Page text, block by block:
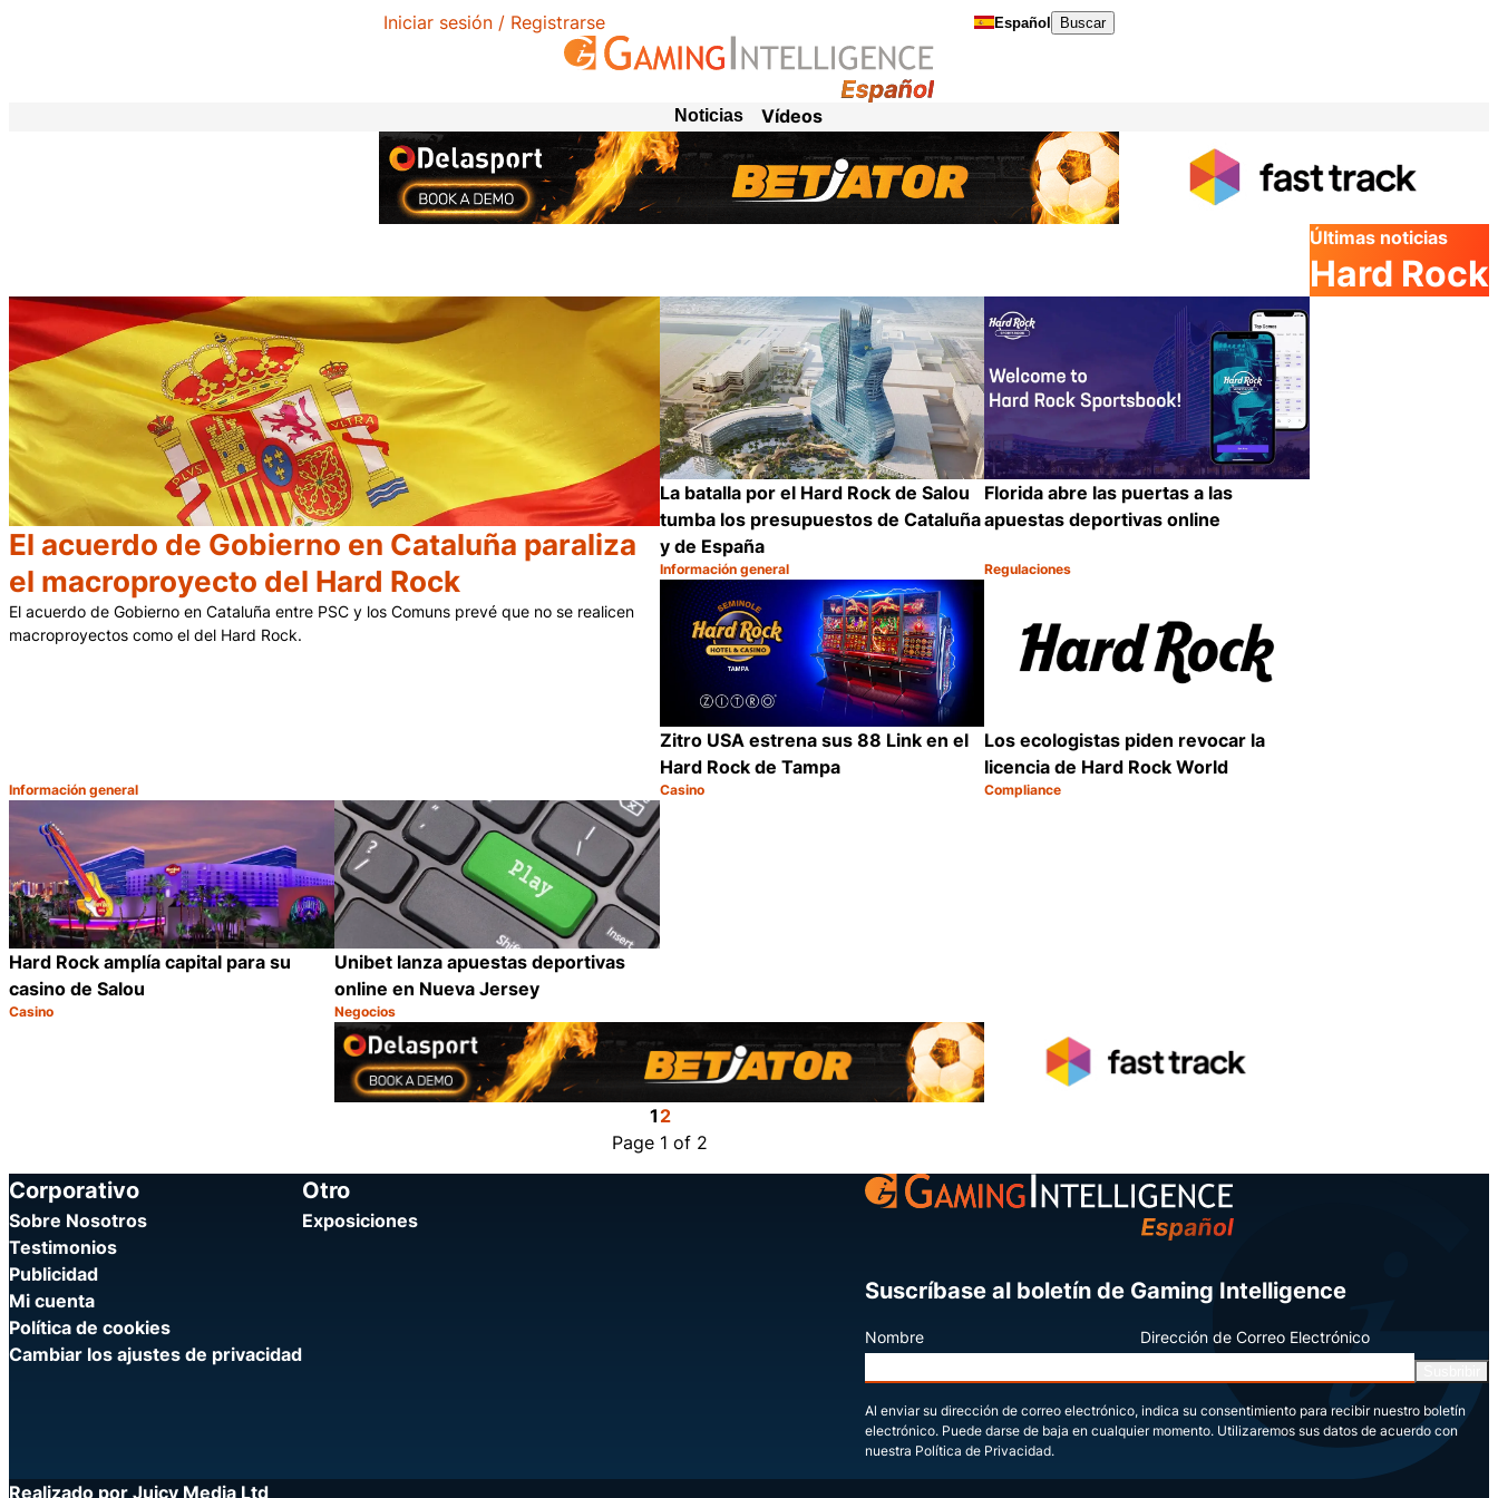
Iniciar sesión / Registrarse Español Buscar
Noticias Vídeos
Últimas noticias
Hard Rock
El acuerdo de Gobierno en Cataluña paraliza
el macroproyecto del Hard Rock
El acuerdo de Gobierno en Cataluña entre PSC y los Comuns prevé que no se realicen
macroproyectos como el del Hard Rock.
Categoría:
Información general
Compartir
La batalla por el Hard Rock de Salou
tumba los presupuestos de Cataluña
y de España
Categoría:
Información general
Compartir
Florida abre las puertas a las
apuestas deportivas online
Categoría:
Regulaciones
Zitro USA estrena sus 88 Link en el
Hard Rock de Tampa
Categoría:
Casino
Compartir
Los ecologistas piden revocar la
licencia de Hard Rock World
Categoría:
Compliance
Hard Rock amplía capital para su
casino de Salou
Categoría:
Casino
Compartir
Unibet lanza apuestas deportivas
online en Nueva Jersey
Categoría:
Negocios
Compartir
12
Page 1 of 2
Corporativo
Sobre Nosotros
Testimonios
Publicidad
Mi cuenta
Política de cookies
Cambiar los ajustes de privacidad
Otro
Exposiciones
Suscríbase al boletín de Gaming Intelligence
Nombre Dirección de Correo Electrónico
Al enviar su dirección de correo electrónico, indica su consentimiento para recibir nuestro boletín
electrónico. Puede darse de baja en cualquier momento. Utilizaremos sus datos de acuerdo con
nuestra Política de Privacidad.
Realizado por Juicy Media Ltd